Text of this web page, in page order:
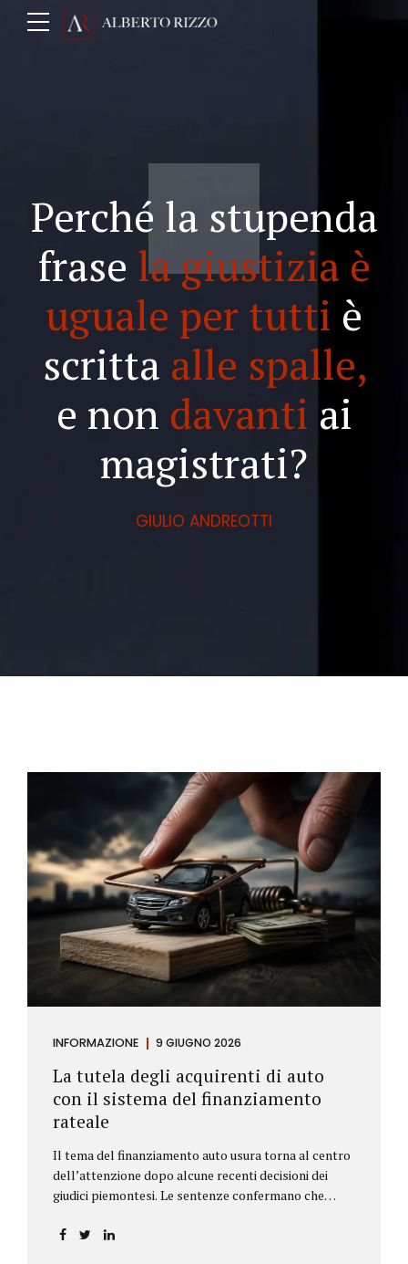
Perché la stupenda
frase la giustizia è
uguale per tutti è
scritta alle spalle,
e non davanti ai
magistrati?
GIULIO ANDREOTTI
INFORMAZIONE 9 GIUGNO 2026
La tutela degli acquirenti di auto
con il sistema del finanziamento
rateale
Il tema del finanziamento auto usura torna al centro
dell’attenzione dopo alcune recenti decisioni dei
giudici piemontesi. Le sentenze confermano che
incidere sul calcolo del tasso effettivo e aprire la